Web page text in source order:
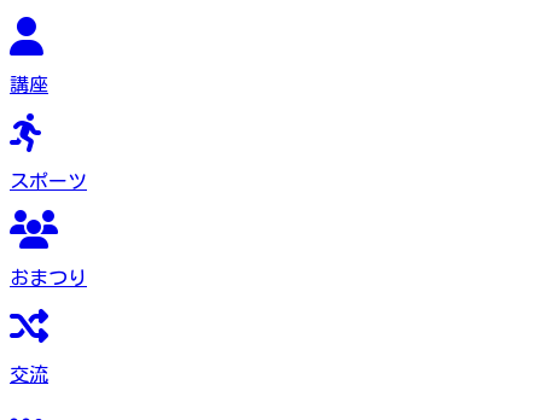
講座
スポーツ
おまつり
交流